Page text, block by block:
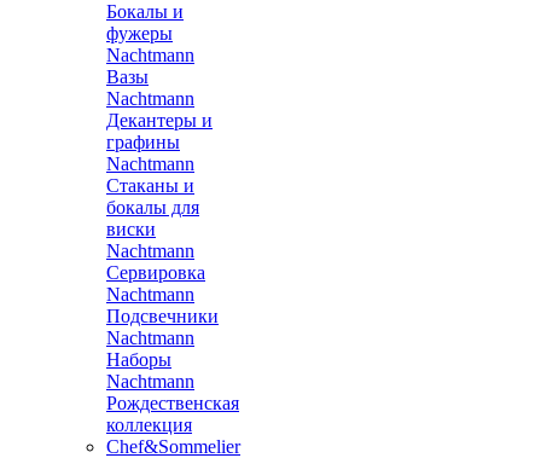
Бокалы и
фужеры
Nachtmann
Вазы
Nachtmann
Декантеры и
графины
Nachtmann
Стаканы и
бокалы для
виски
Nachtmann
Сервировка
Nachtmann
Подсвечники
Nachtmann
Наборы
Nachtmann
Рождественская
коллекция
Chef&Sommelier